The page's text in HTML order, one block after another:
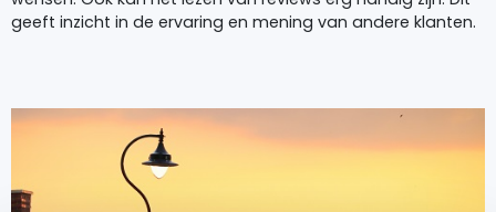
geeft inzicht in de ervaring en mening van andere klanten.